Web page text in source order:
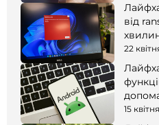
від
22
15